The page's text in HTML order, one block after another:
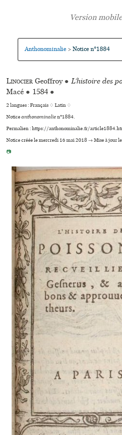
Anthonominalie > Notice n°1884
Linocier Geoffroy ● L’histoire des
Macé ● 1584 ●
2 langues :Français ♢Latin ♢
Noticeanthonominalien°1884.
Permalien : https://anthonominalie.fr/
Notice créée le mercredi 16 mai 2018 → Mise à jour
📷